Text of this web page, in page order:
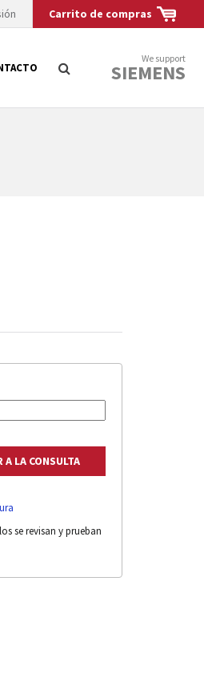
Carrito de compras
We support
SIEMENS
se revisan y prueban